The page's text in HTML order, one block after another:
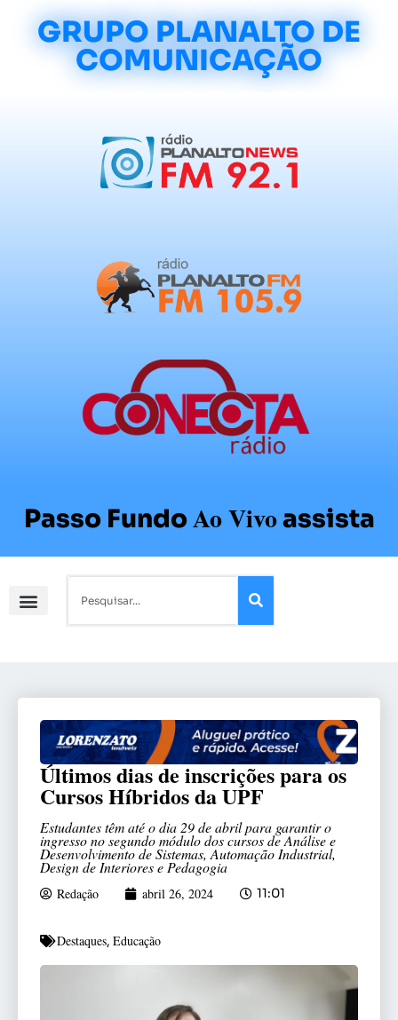
GRUPO PLANALTO DE
COMUNICAÇÃO
Passo FundoAo Vivoassista
Últimos dias de inscrições para os
Cursos Híbridos da UPF
Estudantes têm até o dia 29 de abril para garantir o
ingresso no segundo módulo dos cursos de Análise e
Desenvolvimento de Sistemas, Automação Industrial,
Design de Interiores e Pedagogia
Redação abril 26, 2024 11:01
Destaques, Educação